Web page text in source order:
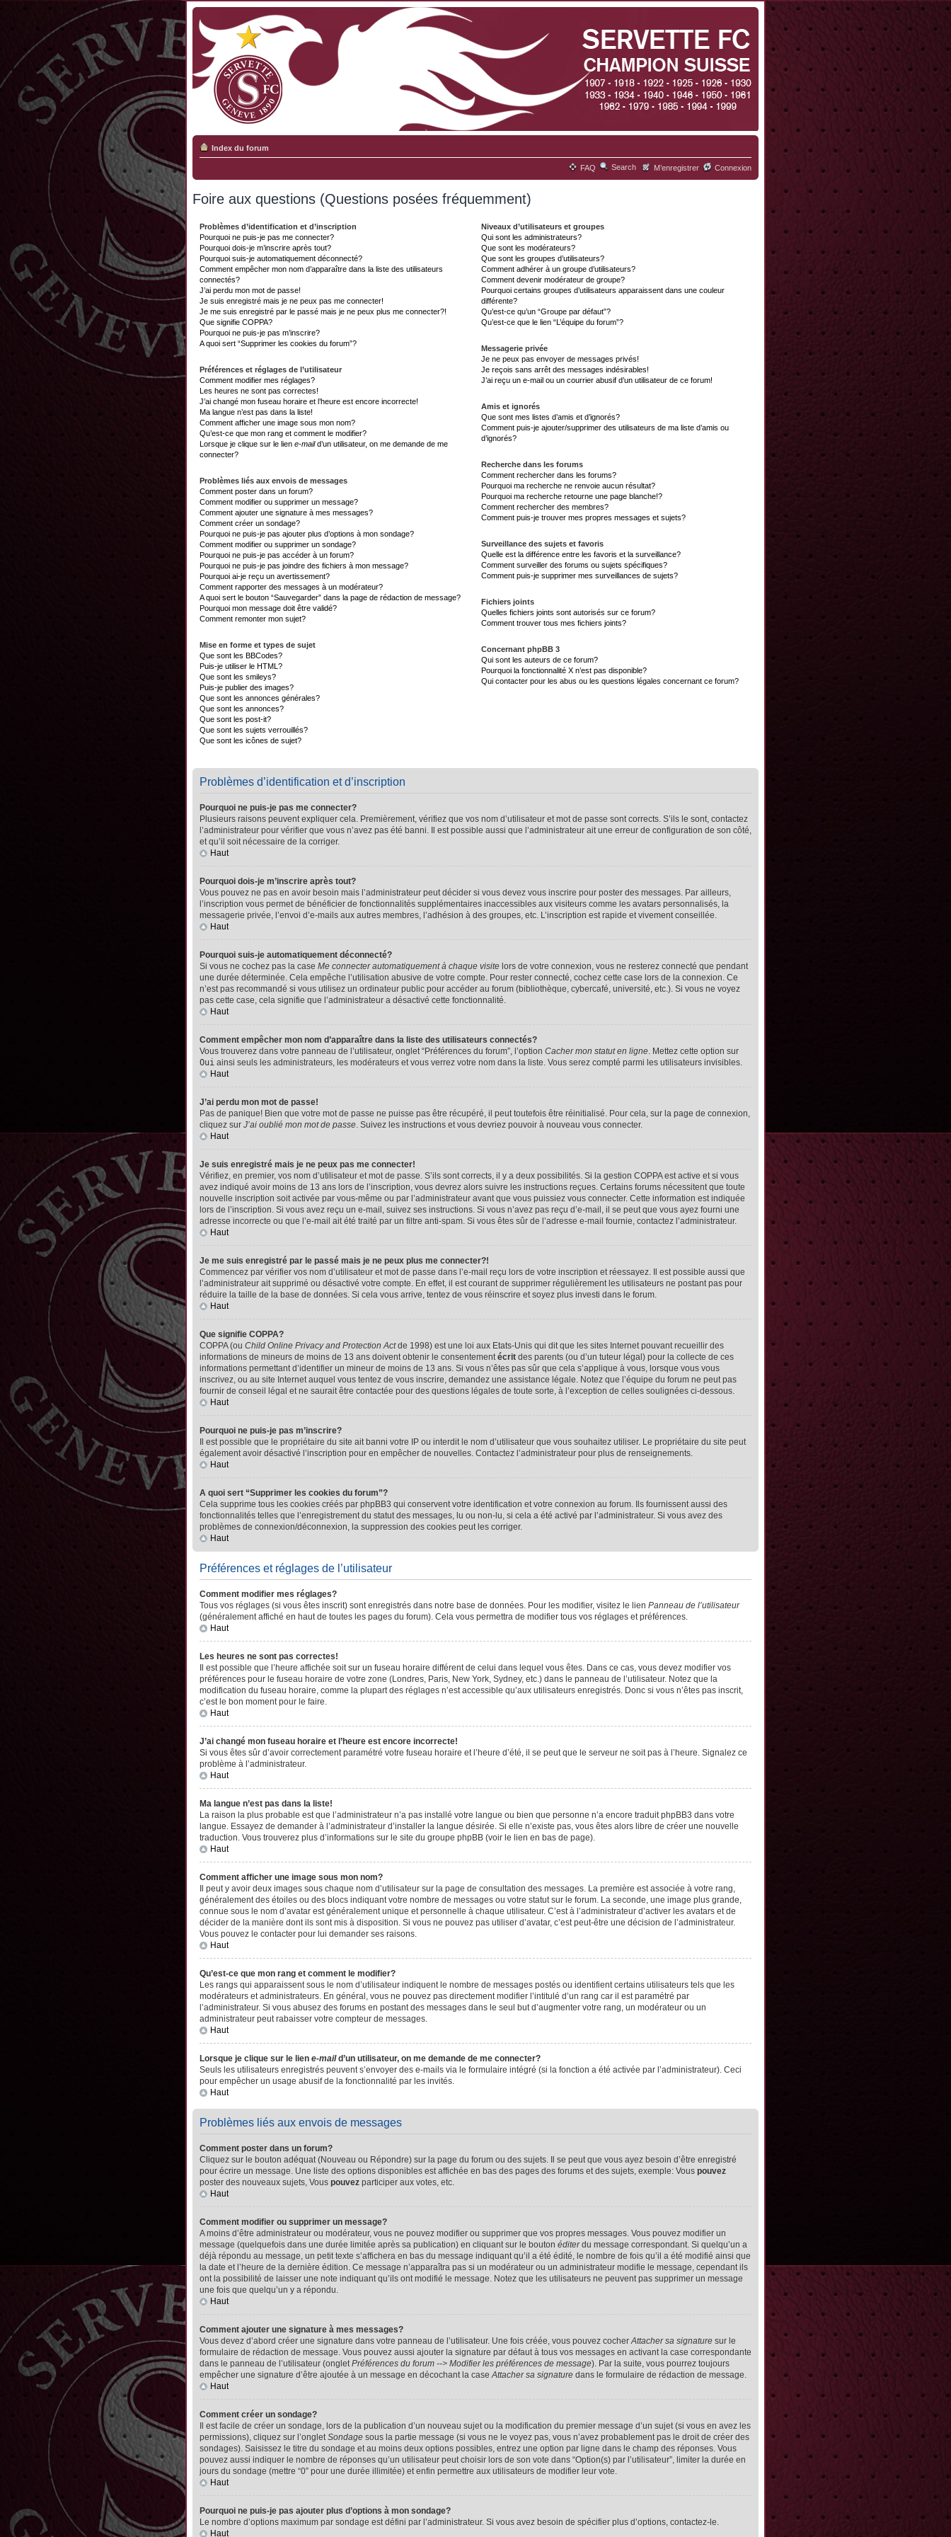
Index du forum
FAQ Search M’enregistrer Connexion
Foire aux questions (Questions posées fréquemment)
Problèmes d’identification et d’inscription
Pourquoi ne puis-je pas me connecter?
Pourquoi dois-je m’inscrire après tout?
Pourquoi suis-je automatiquement déconnecté?
Comment empêcher mon nom d’apparaître dans la liste des utilisateurs
connectés?
J’ai perdu mon mot de passe!
Je suis enregistré mais je ne peux pas me connecter!
Je me suis enregistré par le passé mais je ne peux plus me connecter?!
Que signifie COPPA?
Pourquoi ne puis-je pas m’inscrire?
A quoi sert “Supprimer les cookies du forum”?
Préférences et réglages de l’utilisateur
Comment modifier mes réglages?
Les heures ne sont pas correctes!
J’ai changé mon fuseau horaire et l’heure est encore incorrecte!
Ma langue n’est pas dans la liste!
Comment afficher une image sous mon nom?
Qu’est-ce que mon rang et comment le modifier?
Lorsque je clique sur le lien e-maild’un utilisateur, on me demande de me
connecter?
Problèmes liés aux envois de messages
Comment poster dans un forum?
Comment modifier ou supprimer un message?
Comment ajouter une signature à mes messages?
Comment créer un sondage?
Pourquoi ne puis-je pas ajouter plus d’options à mon sondage?
Comment modifier ou supprimer un sondage?
Pourquoi ne puis-je pas accéder à un forum?
Pourquoi ne puis-je pas joindre des fichiers à mon message?
Pourquoi ai-je reçu un avertissement?
Comment rapporter des messages à un modérateur?
A quoi sert le bouton “Sauvegarder” dans la page de rédaction de message?
Pourquoi mon message doit être validé?
Comment remonter mon sujet?
Mise en forme et types de sujet
Que sont les BBCodes?
Puis-je utiliser le HTML?
Que sont les smileys?
Puis-je publier des images?
Que sont les annonces générales?
Que sont les annonces?
Que sont les post-it?
Que sont les sujets verrouillés?
Que sont les icônes de sujet?
Niveaux d’utilisateurs et groupes
Qui sont les administrateurs?
Que sont les modérateurs?
Que sont les groupes d’utilisateurs?
Comment adhérer à un groupe d’utilisateurs?
Comment devenir modérateur de groupe?
Pourquoi certains groupes d’utilisateurs apparaissent dans une couleur
différente?
Qu’est-ce qu’un “Groupe par défaut”?
Qu’est-ce que le lien “L’équipe du forum”?
Messagerie privée
Je ne peux pas envoyer de messages privés!
Je reçois sans arrêt des messages indésirables!
J’ai reçu un e-mail ou un courrier abusif d’un utilisateur de ce forum!
Amis et ignorés
Que sont mes listes d’amis et d’ignorés?
Comment puis-je ajouter/supprimer des utilisateurs de ma liste d’amis ou
d’ignorés?
Recherche dans les forums
Comment rechercher dans les forums?
Pourquoi ma recherche ne renvoie aucun résultat?
Pourquoi ma recherche retourne une page blanche!?
Comment rechercher des membres?
Comment puis-je trouver mes propres messages et sujets?
Surveillance des sujets et favoris
Quelle est la différence entre les favoris et la surveillance?
Comment surveiller des forums ou sujets spécifiques?
Comment puis-je supprimer mes surveillances de sujets?
Fichiers joints
Quelles fichiers joints sont autorisés sur ce forum?
Comment trouver tous mes fichiers joints?
Concernant phpBB 3
Qui sont les auteurs de ce forum?
Pourquoi la fonctionnalité X n’est pas disponible?
Qui contacter pour les abus ou les questions légales concernant ce forum?
Problèmes d’identification et d’inscription
Pourquoi ne puis-je pas me connecter?
Plusieurs raisons peuvent expliquer cela. Premièrement, vérifiez que vos nom d’utilisateur et mot de passe sont corrects. S’ils le sont, contactez
l’administrateur pour vérifier que vous n’avez pas été banni. Il est possible aussi que l’administrateur ait une erreur de configuration de son côté,
et qu’il soit nécessaire de la corriger.
Haut
Pourquoi dois-je m’inscrire après tout?
Vous pouvez ne pas en avoir besoin mais l’administrateur peut décider si vous devez vous inscrire pour poster des messages. Par ailleurs,
l’inscription vous permet de bénéficier de fonctionnalités supplémentaires inaccessibles aux visiteurs comme les avatars personnalisés, la
messagerie privée, l’envoi d’e-mails aux autres membres, l’adhésion à des groupes, etc. L’inscription est rapide et vivement conseillée.
Haut
Pourquoi suis-je automatiquement déconnecté?
Si vous ne cochez pas la case Me connecter automatiquement à chaque visite lors de votre connexion, vous ne resterez connecté que pendant
une durée déterminée. Cela empêche l’utilisation abusive de votre compte. Pour rester connecté, cochez cette case lors de la connexion. Ce
n’est pas recommandé si vous utilisez un ordinateur public pour accéder au forum (bibliothèque, cybercafé, université, etc.). Si vous ne voyez
pas cette case, cela signifie que l’administrateur a désactivé cette fonctionnalité.
Haut
Comment empêcher mon nom d’apparaître dans la liste des utilisateurs connectés?
Vous trouverez dans votre panneau de l’utilisateur, onglet “Préférences du forum”, l’option Cacher mon statut en ligne. Mettez cette option sur
Oui ainsi seuls les administrateurs, les modérateurs et vous verrez votre nom dans la liste. Vous serez compté parmi les utilisateurs invisibles.
Haut
J’ai perdu mon mot de passe!
Pas de panique! Bien que votre mot de passe ne puisse pas être récupéré, il peut toutefois être réinitialisé. Pour cela, sur la page de connexion,
cliquez sur J’ai oublié mon mot de passe. Suivez les instructions et vous devriez pouvoir à nouveau vous connecter.
Haut
Je suis enregistré mais je ne peux pas me connecter!
Vérifiez, en premier, vos nom d’utilisateur et mot de passe. S’ils sont corrects, il y a deux possibilités. Si la gestion COPPA est active et si vous
avez indiqué avoir moins de 13 ans lors de l’inscription, vous devrez alors suivre les instructions reçues. Certains forums nécessitent que toute
nouvelle inscription soit activée par vous-même ou par l’administrateur avant que vous puissiez vous connecter. Cette information est indiquée
lors de l’inscription. Si vous avez reçu un e-mail, suivez ses instructions. Si vous n’avez pas reçu d’e-mail, il se peut que vous ayez fourni une
adresse incorrecte ou que l’e-mail ait été traité par un filtre anti-spam. Si vous êtes sûr de l’adresse e-mail fournie, contactez l’administrateur.
Haut
Je me suis enregistré par le passé mais je ne peux plus me connecter?!
Commencez par vérifier vos nom d’utilisateur et mot de passe dans l’e-mail reçu lors de votre inscription et réessayez. Il est possible aussi que
l’administrateur ait supprimé ou désactivé votre compte. En effet, il est courant de supprimer régulièrement les utilisateurs ne postant pas pour
réduire la taille de la base de données. Si cela vous arrive, tentez de vous réinscrire et soyez plus investi dans le forum.
Haut
Que signifie COPPA?
COPPA (ou Child Online Privacy and Protection Actde 1998) est une loi aux Etats-Unis qui dit que les sites Internet pouvant recueillir des
informations de mineurs de moins de 13 ans doivent obtenir le consentementécrit des parents (ou d’un tuteur légal) pour la collecte de ces
informations permettant d’identifier un mineur de moins de 13 ans. Si vous n’êtes pas sûr que cela s’applique à vous, lorsque vous vous
inscrivez, ou au site Internet auquel vous tentez de vous inscrire, demandez une assistance légale. Notez que l’équipe du forum ne peut pas
fournir de conseil légal et ne saurait être contactée pour des questions légales de toute sorte, à l’exception de celles soulignées ci-dessous.
Haut
Pourquoi ne puis-je pas m’inscrire?
Il est possible que le propriétaire du site ait banni votre IP ou interdit le nom d’utilisateur que vous souhaitez utiliser. Le propriétaire du site peut
également avoir désactivé l’inscription pour en empêcher de nouvelles. Contactez l’administrateur pour plus de renseignements.
Haut
A quoi sert “Supprimer les cookies du forum”?
Cela supprime tous les cookies créés par phpBB3 qui conservent votre identification et votre connexion au forum. Ils fournissent aussi des
fonctionnalités telles que l’enregistrement du statut des messages, lu ou non-lu, si cela a été activé par l’administrateur. Si vous avez des
problèmes de connexion/déconnexion, la suppression des cookies peut les corriger.
Haut
Préférences et réglages de l’utilisateur
Comment modifier mes réglages?
Tous vos réglages (si vous êtes inscrit) sont enregistrés dans notre base de données. Pour les modifier, visitez le lien Panneau de l’utilisateur
(généralement affiché en haut de toutes les pages du forum). Cela vous permettra de modifier tous vos réglages et préférences.
Haut
Les heures ne sont pas correctes!
Il est possible que l’heure affichée soit sur un fuseau horaire différent de celui dans lequel vous êtes. Dans ce cas, vous devez modifier vos
préférences pour le fuseau horaire de votre zone (Londres, Paris, New York, Sydney, etc.) dans le panneau de l’utilisateur. Notez que la
modification du fuseau horaire, comme la plupart des réglages n’est accessible qu’aux utilisateurs enregistrés. Donc si vous n’êtes pas inscrit,
c’est le bon moment pour le faire.
Haut
J’ai changé mon fuseau horaire et l’heure est encore incorrecte!
Si vous êtes sûr d’avoir correctement paramétré votre fuseau horaire et l’heure d’été, il se peut que le serveur ne soit pas à l’heure. Signalez ce
problème à l’administrateur.
Haut
Ma langue n’est pas dans la liste!
La raison la plus probable est que l’administrateur n’a pas installé votre langue ou bien que personne n’a encore traduit phpBB3 dans votre
langue. Essayez de demander à l’administrateur d’installer la langue désirée. Si elle n’existe pas, vous êtes alors libre de créer une nouvelle
traduction. Vous trouverez plus d’informations sur le site du groupe phpBB (voir le lien en bas de page).
Haut
Comment afficher une image sous mon nom?
Il peut y avoir deux images sous chaque nom d’utilisateur sur la page de consultation des messages. La première est associée à votre rang,
généralement des étoiles ou des blocs indiquant votre nombre de messages ou votre statut sur le forum. La seconde, une image plus grande,
connue sous le nom d’avatar est généralement unique et personnelle à chaque utilisateur. C’est à l’administrateur d’activer les avatars et de
décider de la manière dont ils sont mis à disposition. Si vous ne pouvez pas utiliser d’avatar, c’est peut-être une décision de l’administrateur.
Vous pouvez le contacter pour lui demander ses raisons.
Haut
Qu’est-ce que mon rang et comment le modifier?
Les rangs qui apparaissent sous le nom d’utilisateur indiquent le nombre de messages postés ou identifient certains utilisateurs tels que les
modérateurs et administrateurs. En général, vous ne pouvez pas directement modifier l’intitulé d’un rang car il est paramétré par
l’administrateur. Si vous abusez des forums en postant des messages dans le seul but d’augmenter votre rang, un modérateur ou un
administrateur peut rabaisser votre compteur de messages.
Haut
Lorsque je clique sur le lien e-maild’un utilisateur, on me demande de me connecter?
Seuls les utilisateurs enregistrés peuvent s’envoyer des e-mails via le formulaire intégré (si la fonction a été activée par l’administrateur). Ceci
pour empêcher un usage abusif de la fonctionnalité par les invités.
Haut
Problèmes liés aux envois de messages
Comment poster dans un forum?
Cliquez sur le bouton adéquat (Nouveau ou Répondre) sur la page du forum ou des sujets. Il se peut que vous ayez besoin d’être enregistré
pour écrire un message. Une liste des options disponibles est affichée en bas des pages des forums et des sujets, exemple: Vous pouvez
poster des nouveaux sujets, Vous pouvez participer aux votes, etc.
Haut
Comment modifier ou supprimer un message?
A moins d’être administrateur ou modérateur, vous ne pouvez modifier ou supprimer que vos propres messages. Vous pouvez modifier un
message (quelquefois dans une durée limitée après sa publication) en cliquant sur le bouton éditerdu message correspondant. Si quelqu’un a
déjà répondu au message, un petit texte s’affichera en bas du message indiquant qu’il a été édité, le nombre de fois qu’il a été modifié ainsi que
la date et l’heure de la dernière édition. Ce message n’apparaîtra pas si un modérateur ou un administrateur modifie le message, cependant ils
ont la possibilité de laisser une note indiquant qu’ils ont modifié le message. Notez que les utilisateurs ne peuvent pas supprimer un message
une fois que quelqu’un y a répondu.
Haut
Comment ajouter une signature à mes messages?
Vous devez d’abord créer une signature dans votre panneau de l’utilisateur. Une fois créée, vous pouvez cocherAttacher sa signature sur le
formulaire de rédaction de message. Vous pouvez aussi ajouter la signature par défaut à tous vos messages en activant la case correspondante
dans le panneau de l’utilisateur (ongletPréférences du forum --> Modifier les préférences de message). Par la suite, vous pourrez toujours
empêcher une signature d’être ajoutée à un message en décochant la caseAttacher sa signature dans le formulaire de rédaction de message.
Haut
Comment créer un sondage?
Il est facile de créer un sondage, lors de la publication d’un nouveau sujet ou la modification du premier message d’un sujet (si vous en avez les
permissions), cliquez sur l’ongletSondage sous la partie message (si vous ne le voyez pas, vous n’avez probablement pas le droit de créer des
sondages). Saisissez le titre du sondage et au moins deux options possibles, entrez une option par ligne dans le champ des réponses. Vous
pouvez aussi indiquer le nombre de réponses qu’un utilisateur peut choisir lors de son vote dans “Option(s) par l’utilisateur”, limiter la durée en
jours du sondage (mettre “0” pour une durée illimitée) et enfin permettre aux utilisateurs de modifier leur vote.
Haut
Pourquoi ne puis-je pas ajouter plus d’options à mon sondage?
Le nombre d’options maximum par sondage est défini par l’administrateur. Si vous avez besoin de spécifier plus d’options, contactez-le.
Haut